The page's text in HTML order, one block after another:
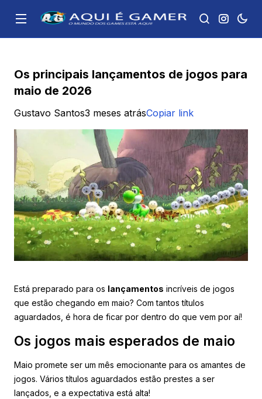
Os principais lançamentos de jogos para
maio de 2026
Gustavo Santos3 meses atrásCopiar link
Está preparado para os lançamentos incríveis de jogos
que estão chegando em maio? Com tantos títulos
aguardados, é hora de ficar por dentro do que vem por aí!
Os jogos mais esperados de maio
Maio promete ser um mês emocionante para os amantes de
jogos. Vários títulos aguardados estão prestes a ser
lançados, e a expectativa está alta!